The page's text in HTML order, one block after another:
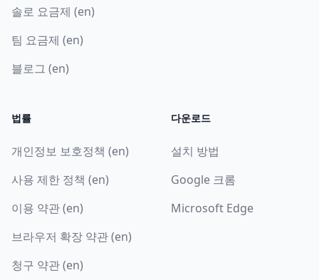
솔로 요금제 (en)
팀 요금제 (en)
블로그 (en)
법률
개인정보 보호정책 (en)
사용 제한 정책 (en)
이용 약관 (en)
브라우저 확장 약관 (en)
청구 약관 (en)
다운로드
설치 방법
Google 크롬
Microsoft Edge